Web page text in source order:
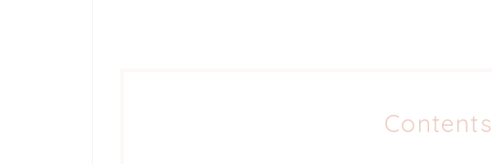
Contents